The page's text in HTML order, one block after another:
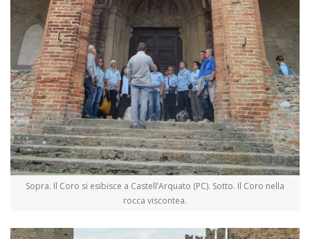
Sopra. Il Coro si esibisce a Castell’Arquato (PC). Sotto. Il Coro nella
rocca viscontea.